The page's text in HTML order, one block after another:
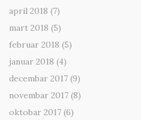
april 2018 (7)
mart 2018 (5)
februar 2018 (5)
januar 2018 (4)
decembar 2017 (9)
novembar 2017 (8)
oktobar 2017 (6)